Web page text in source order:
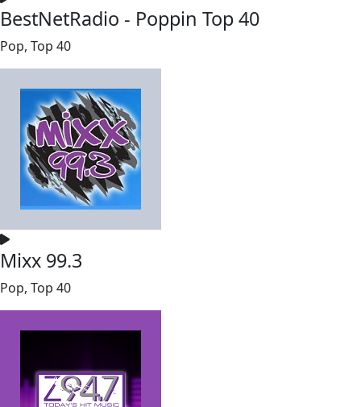
BestNetRadio - Poppin Top 40
Pop, Top 40
Mixx 99.3
Pop, Top 40